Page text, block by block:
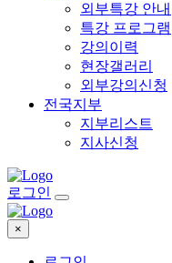
외부특강 안내
특강 프로그램
강의이력
현장갤러리
외부강의신청
전국지부
지부리스트
지사신청
로그인
×